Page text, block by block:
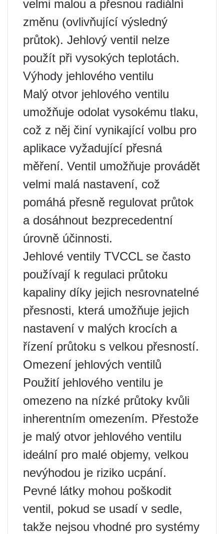
velmi malou a přesnou radiální
změnu (ovlivňující výsledný
průtok). Jehlový ventil nelze
použít při vysokých teplotách.
Výhody jehlového ventilu
Malý otvor jehlového ventilu
umožňuje odolat vysokému tlaku,
což z něj činí vynikající volbu pro
aplikace vyžadující přesná
měření. Ventil umožňuje provádět
velmi malá nastavení, což
pomáhá přesně regulovat průtok
a dosáhnout bezprecedentní
úrovně účinnosti.
Jehlové ventily TVCCL se často
používají k regulaci průtoku
kapaliny díky jejich nesrovnatelné
přesnosti, která umožňuje jejich
nastavení v malých krocích a
řízení průtoku s velkou přesností.
Omezení jehlových ventilů
Použití jehlového ventilu je
omezeno na nízké průtoky kvůli
inherentním omezením. Přestože
je malý otvor jehlového ventilu
ideální pro malé objemy, velkou
nevýhodou je riziko ucpání.
Pevné látky mohou poškodit
ventil, pokud se usadí v sedle,
takže nejsou vhodné pro systémy